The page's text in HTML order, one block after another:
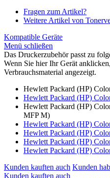
Fragen zum Artikel?
Weitere Artikel von
Kompatible Geräte
Menü schließen
Das Druckerzubehör passt zu
Wenn Sie hier Ihr Gerät
Verbrauchsmaterial angezeigt.
Hewlett Packard (HP)
Hewlett Packard (HP)
Hewlett Packard (HP)
MFP M)
Hewlett Packard (HP)
Hewlett Packard (HP)
Hewlett Packard (HP)
Hewlett Packard (HP)
Kunden kauften auch Kunden
Kunden kauften auch